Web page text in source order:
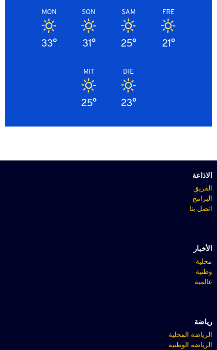
FRE
21°
SAM
25°
SON
31°
MON
33°
DIE
23°
MIT
25°
الاذاعة
الفريق
البرامج
اتصل بنا
الأخبار
محلية
وطنية
عالمية
رياضة
الرياضة المحلية
الرياضة الوطنية